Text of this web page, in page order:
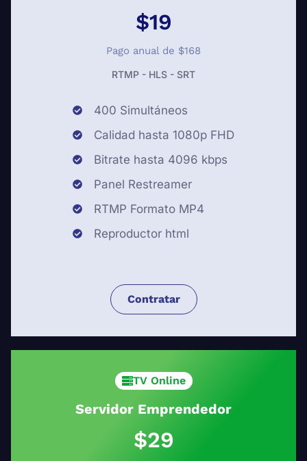
$19
Pago anual de $168
RTMP - HLS - SRT
400 Simultáneos
Calidad hasta 1080p FHD
Bitrate hasta 4096 kbps
Panel Restreamer
RTMP Formato MP4
Reproductor html
Contratar
TV Online
Servidor Emprendedor
$29